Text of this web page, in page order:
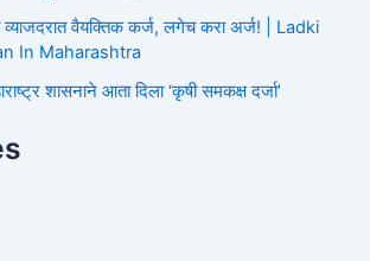
व्याजदरात वैयक्तिक कर्ज, लगेच करा अर्ज! | Ladki
In Maharashtra
शासनाने आता दिला ‘कृषी समकक्ष दर्जा’